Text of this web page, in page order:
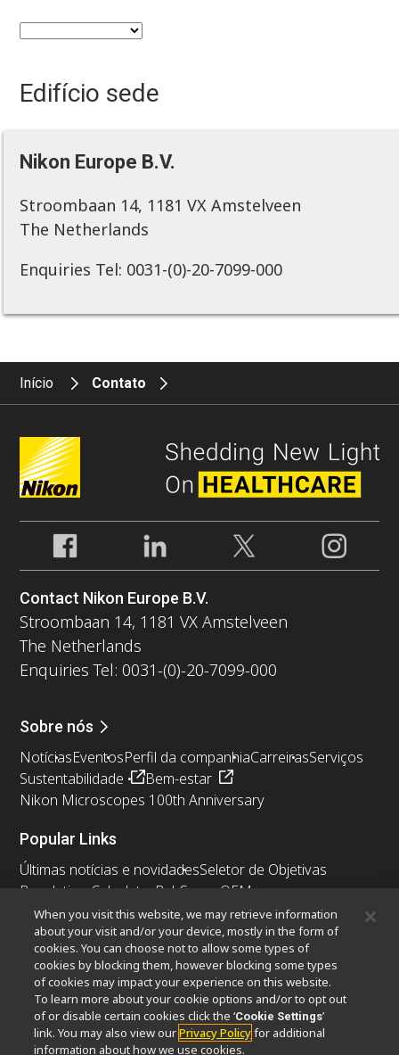
Edifício sede
Nikon Europe B.V.
Stroombaan 14, 1181 VX Amstelveen
The Netherlands
Enquiries Tel: 0031-(0)-20-7099-000
Início Contato
Contact Nikon Europe B.V.
Stroombaan 14, 1181 VX Amstelveen
The Netherlands
Enquiries Tel: 0031-(0)-20-7099-000
Sobre nós
NotíciasEventosPerfil da companhiaCarreirasServiços
Sustentabilidade
Bem-estar
Nikon Microscopes 100th Anniversary
Popular Links
Últimas notícias e novidadesSeletor de Objetivas
Resolution Calculator PubScope OEM
Nikon Small World
MicroscopyU
Outros produtos Nikon
Produtos de imagem
Microscopia industriais e Metrologia
Sistemas de litografia semicondutores
Sistemas de litografia FPD
When you visit this website, we may retrieve information
about your visit and/or your device, mostly in the form of
cookies. You can choose not to allow some types of
cookies by blocking them, however blocking some types
of cookies may impact your experience on this website.
To learn more about your cookie options and/or to opt out
of or disable certain cookies click the ‘Cookie Settings’
link. You may also view ourPrivacy Policyfor additional
information about how we use cookies.